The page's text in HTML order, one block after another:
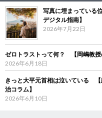
写真に埋まっている
デジタル指南】
2026年7月22日
ゼロトラストって何？ 【岡嶋教授
2026年6月18日
きっと大平元首相は泣いている
治コラム】
2026年6月10日